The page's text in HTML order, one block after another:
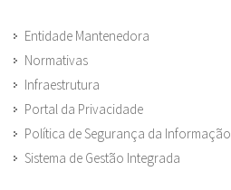
Entidade Mantenedora
Normativas
Infraestrutura
Portal da Privacidade
Política de Segurança da Informação
Sistema de Gestão Integrada